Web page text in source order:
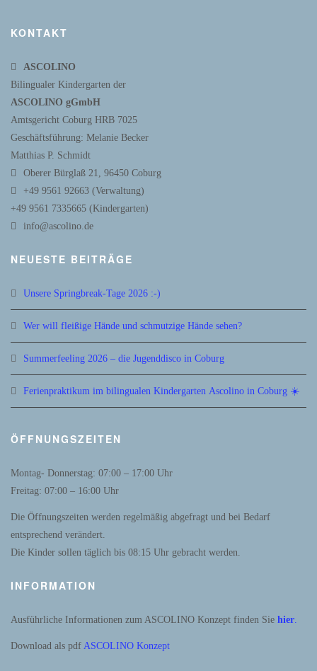
KONTAKT
ASCOLINO
Bilingualer Kindergarten der
ASCOLINO gGmbH
Amtsgericht Coburg HRB 7025
Geschäftsführung: Melanie Becker
Matthias P. Schmidt
Oberer Bürglaß 21, 96450 Coburg
+49 9561 92663 (Verwaltung)
+49 9561 7335665 (Kindergarten)
info@ascolino.de
NEUESTE BEITRÄGE
Unsere Springbreak-Tage 2026 :-)
Wer will fleißige Hände und schmutzige Hände sehen?
Summerfeeling 2026 – die Jugenddisco in Coburg
Ferienpraktikum im bilingualen Kindergarten Ascolino in Coburg ☀️
ÖFFNUNGSZEITEN
Montag- Donnerstag: 07:00 – 17:00 Uhr
Freitag: 07:00 – 16:00 Uhr
Die Öffnungszeiten werden regelmäßig abgefragt und bei Bedarf
entsprechend verändert.
Die Kinder sollen täglich bis 08:15 Uhr gebracht werden.
INFORMATION
Ausführliche Informationen zum ASCOLINO Konzept finden Sie hier.
Download als pdf ASCOLINO Konzept